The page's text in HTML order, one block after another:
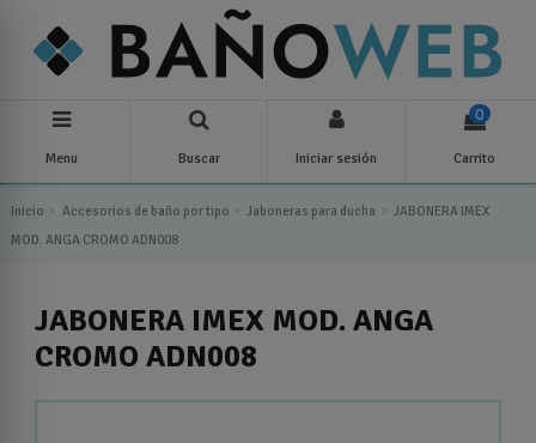
Menu Buscar Iniciar sesión
0
Carrito
Inicio Accesorios de baño por tipo Jaboneras para ducha
JABONERA IMEX
MOD. ANGA CROMO ADN008
JABONERA IMEX MOD. ANGA
CROMO ADN008